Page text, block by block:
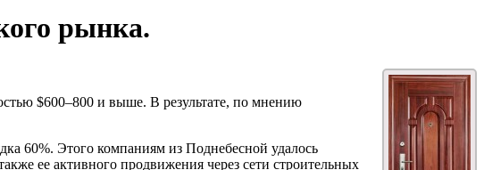
рынка.
$600–800 и выше. В результате, по мнению
60%. Этого компаниям из Поднебесной удалось
ее активного продвижения через сети строительных